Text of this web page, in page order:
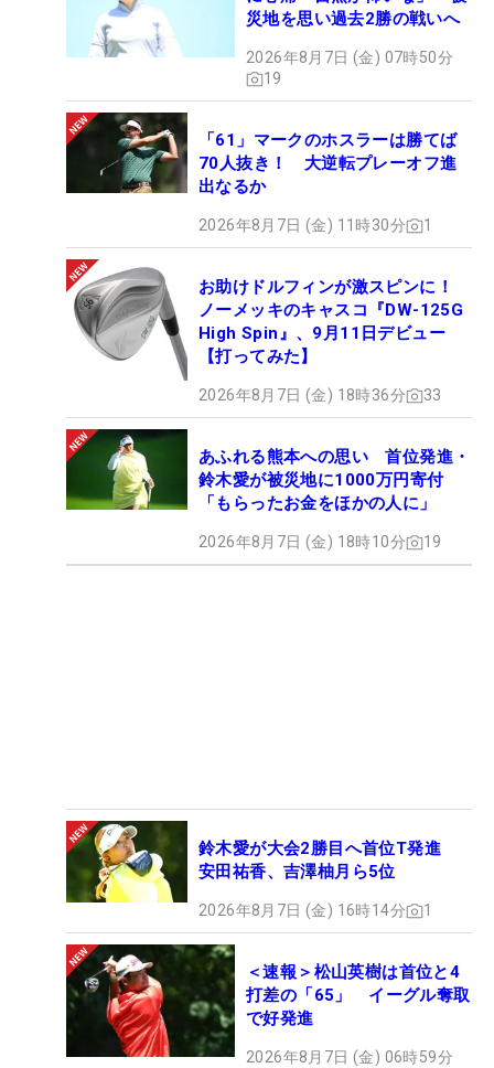
災地を思い過去2勝の戦いへ
2026年8月7日 (金) 07時50分
19
「61」マークのホスラーは勝てば
70人抜き！ 大逆転プレーオフ進
出なるか
2026年8月7日 (金) 11時30分 1
お助けドルフィンが激スピンに！
ノーメッキのキャスコ『DW-125G
High Spin』、9月11日デビュー
【打ってみた】
2026年8月7日 (金) 18時36分 33
あふれる熊本への思い 首位発進・
鈴木愛が被災地に1000万円寄付
「もらったお金をほかの人に」
2026年8月7日 (金) 18時10分 19
鈴木愛が大会2勝目へ首位T発進
安田祐香、吉澤柚月ら5位
2026年8月7日 (金) 16時14分 1
＜速報＞松山英樹は首位と4
打差の「65」 イーグル奪取
で好発進
2026年8月7日 (金) 06時59分